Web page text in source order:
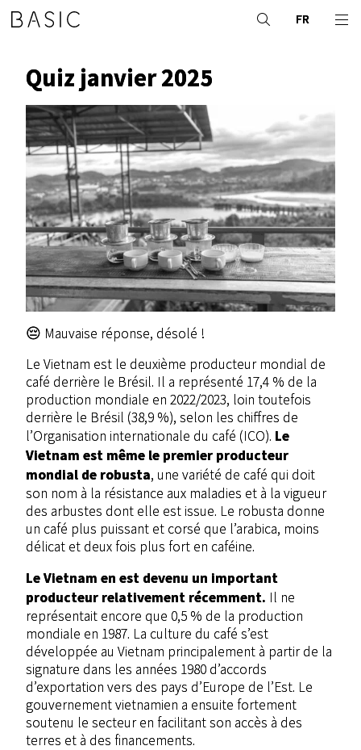
FR
Quiz janvier 2025
😔 Mauvaise réponse, désolé !
Le Vietnam est le deuxième producteur mondial de
café derrière le Brésil. Il a représenté 17,4 % de la
production mondiale en 2022/2023, loin toutefois
derrière le Brésil (38,9 %), selon les chiffres de
l’Organisation internationale du café (ICO). Le
Vietnam est même le premier producteur
mondial de robusta, une variété de café qui doit
son nom à la résistance aux maladies et à la vigueur
des arbustes dont elle est issue. Le robusta donne
un café plus puissant et corsé que l’arabica, moins
délicat et deux fois plus fort en caféine.
Le Vietnam en est devenu un important
producteur relativement récemment. Il ne
représentait encore que 0,5 % de la production
mondiale en 1987. La culture du café s’est
développée au Vietnam principalement à partir de la
signature dans les années 1980 d’accords
d’exportation vers des pays d’Europe de l’Est. Le
gouvernement vietnamien a ensuite fortement
soutenu le secteur en facilitant son accès à des
terres et à des financements.